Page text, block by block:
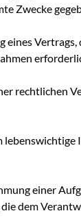
Zwecke
rechtlichen
einer
dem